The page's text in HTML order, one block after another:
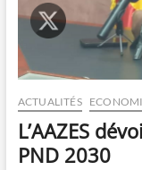
ACTUALITÉS
L’AAZES
PND 2030